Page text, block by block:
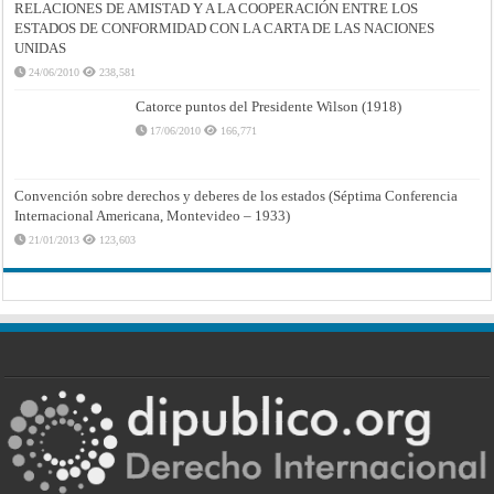
RELACIONES DE AMISTAD Y A LA COOPERACIÓN ENTRE LOS
ESTADOS DE CONFORMIDAD CON LA CARTA DE LAS NACIONES
UNIDAS
24/06/2010 238,581
Catorce puntos del Presidente Wilson (1918)
17/06/2010 166,771
Convención sobre derechos y deberes de los estados (Séptima Conferencia
Internacional Americana, Montevideo – 1933)
21/01/2013 123,603